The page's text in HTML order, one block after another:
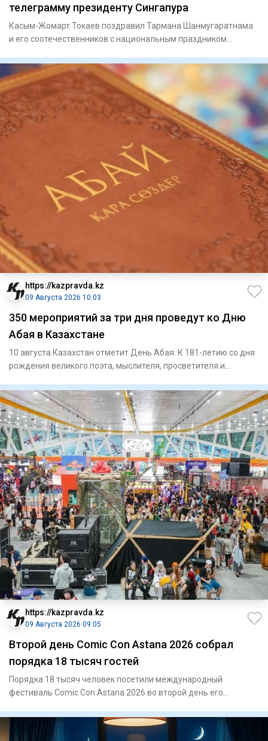
телеграмму президенту Сингапура
Касым-Жомарт Токаев поздравил Тармана Шанмугаратнама
и его соотечественников с национальным праздником
https://kazpravda.kz
09 Августа 2026 10:03
350 мероприятий за три дня проведут ко Дню
Абая в Казахстане
10 августа Казахстан отметит День Абая. К 181-летию со дня
рождения великого поэта, мыслителя, просветителя и
https://kazpravda.kz
09 Августа 2026 09:05
Второй день Comic Con Astana 2026 собрал
порядка 18 тысяч гостей
Порядка 18 тысяч человек посетили международный
фестиваль Comic Con Astana 2026 во второй день его